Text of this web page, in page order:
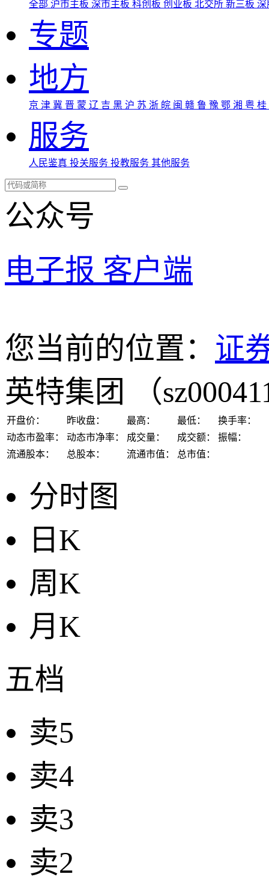
全部 沪市主板 深市主板 科创板 创业板 北交所 新三板
专题
地方
京 津 冀 晋 蒙 辽 吉 黑 沪 苏 浙 皖 闽 赣 鲁 豫 鄂 湘 粤 桂
服务
人民鉴真 投关服务 投教服务 其他服务
公众号
电子报 客户端
您当前的位置： 证
英特集团
（
开盘价： 昨收盘： 最高： 最低：
换手率：
动态市盈率：
动态市净率： 成交量： 成交额：
振幅：
流通股本：
总股本： 流通市值： 总市值：
分时图
日K
周K
月K
五档
卖5
卖4
卖3
卖2